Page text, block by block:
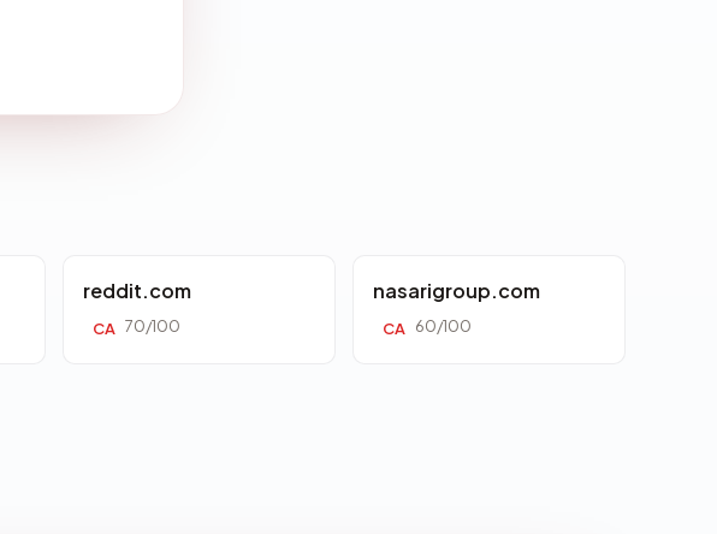
reddit.com
CA 70/100
nasarigroup.com
CA 60/100